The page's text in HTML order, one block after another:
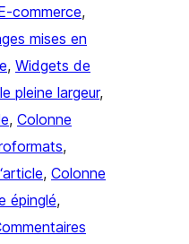
commerce
mises en
, Widgets de
pleine largeur
, Colonne
, Colonne
épinglé